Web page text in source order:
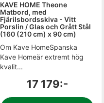
KAVE HOME Theone
Matbord, med
Fjärilsbordsskiva - Vitt
Porslin / Glas och Grått Stål
(160 (210 cm) x 90 cm)
Om Kave HomeSpanska
Kave Homeär extremt hög
kvalit...
17 179:-